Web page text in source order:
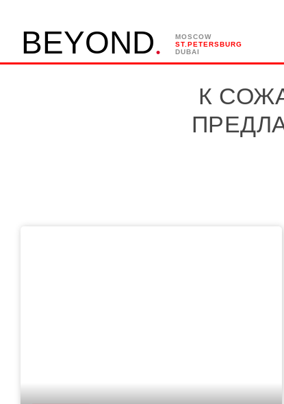
BEYOND.
MOSCOW
ST.PETERSBURG
DUBAI
К